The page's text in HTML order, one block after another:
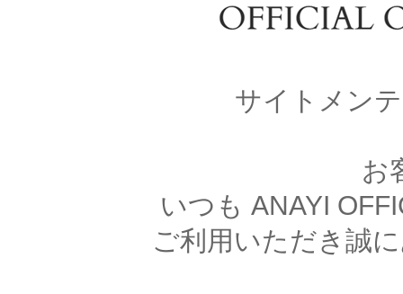
サイトメン
お
いつも ANAYI
ご利用いただき誠